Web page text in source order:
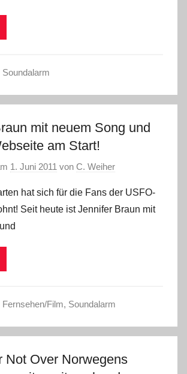
Soundalarm
mit neuem Song und
am Start!
1. Juni 2011 von C. Weiher
hat sich für die Fans der USFO-
Seit heute ist Jennifer Braun mit
Fernsehen/Film, Soundalarm
Not Over Norwegens